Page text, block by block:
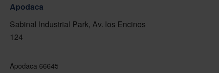
Apodaca
Sabinal Industrial Park, Av. los Encinos
124
Apodaca 66645